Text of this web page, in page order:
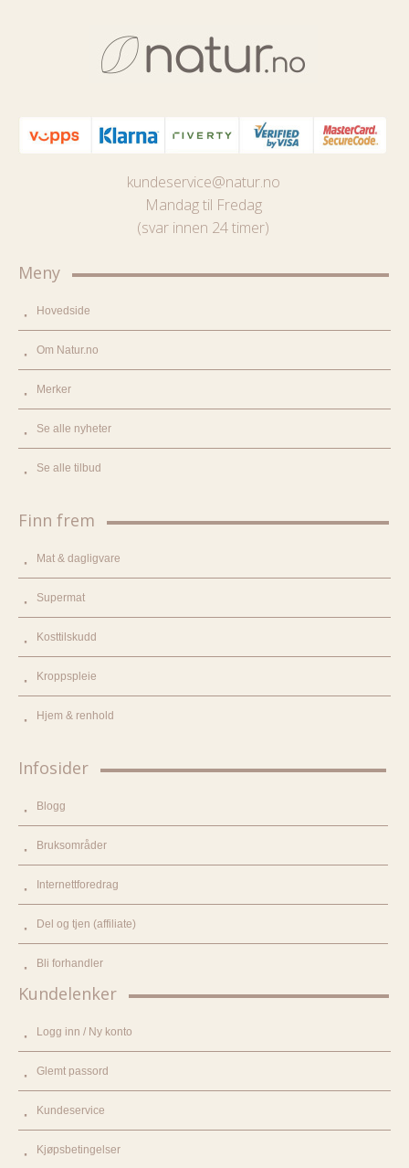
kundeservice@natur.no
Mandag til Fredag
(svar innen 24 timer)
Meny
Hovedside
Om Natur.no
Merker
Se alle nyheter
Se alle tilbud
Finn frem
Mat & dagligvare
Supermat
Kosttilskudd
Kroppspleie
Hjem & renhold
Infosider
Blogg
Bruksområder
Internettforedrag
Del og tjen (affiliate)
Bli forhandler
Kundelenker
Logg inn / Ny konto
Glemt passord
Kundeservice
Kjøpsbetingelser